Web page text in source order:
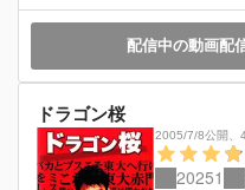
配信中の動画配
ドラゴン桜
2005/7/8公開
20251